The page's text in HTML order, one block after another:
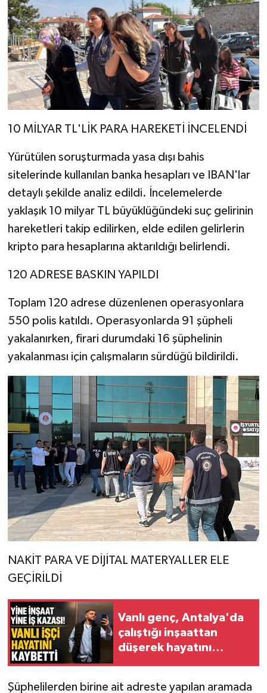
10 MİLYAR TL'LİK PARA HAREKETİ İNCELENDİ
Yürütülen soruşturmada yasa dışı bahis
sitelerinde kullanılan banka hesapları ve IBAN'lar
detaylı şekilde analiz edildi. İncelemelerde
yaklaşık 10 milyar TL büyüklüğündeki suç gelirinin
hareketleri takip edilirken, elde edilen gelirlerin
kripto para hesaplarına aktarıldığı belirlendi.
120 ADRESE BASKIN YAPILDI
Toplam 120 adrese düzenlenen operasyonlara
550 polis katıldı. Operasyonlarda 91 şüpheli
yakalanırken, firari durumdaki 16 şüphelinin
yakalanması için çalışmaların sürdüğü bildirildi.
NAKİT PARA VE DİJİTAL MATERYALLER ELE
GEÇİRİLDİ
Vanlı genç, Antalya'da
çalıştığı inşaattan
düşerek hayatını
Şüphelilerden birine ait adreste yapılan aramada